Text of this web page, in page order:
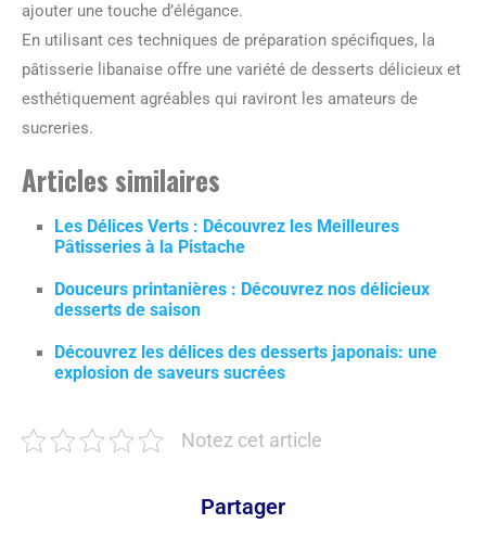
ajouter une touche d’élégance.
En utilisant ces techniques de préparation spécifiques, la
pâtisserie libanaise offre une variété de desserts délicieux et
esthétiquement agréables qui raviront les amateurs de
sucreries.
Articles similaires
Les Délices Verts : Découvrez les Meilleures
Pâtisseries à la Pistache
Douceurs printanières : Découvrez nos délicieux
desserts de saison
Découvrez les délices des desserts japonais: une
explosion de saveurs sucrées
Notez cet article
Partager